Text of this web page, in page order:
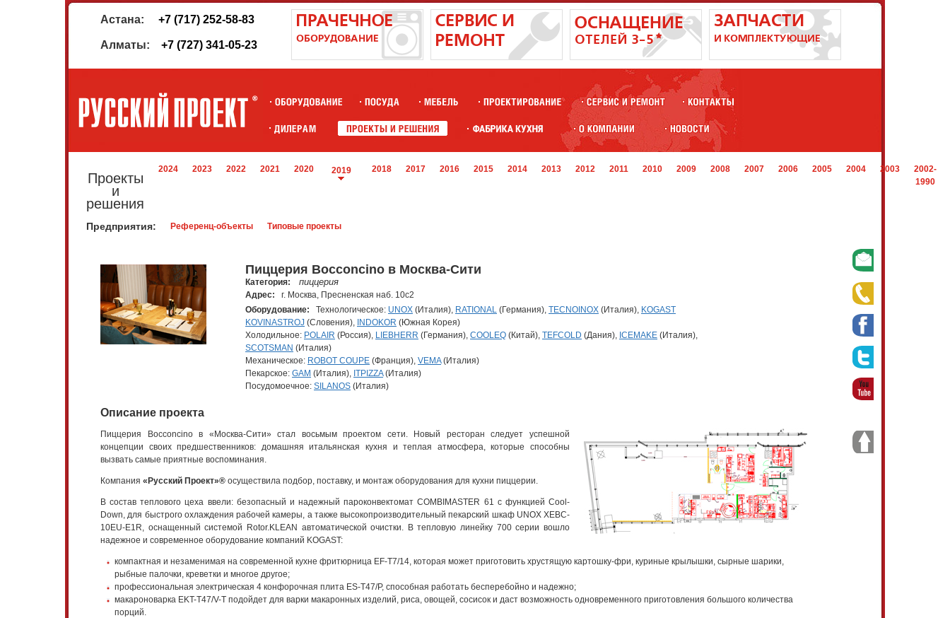
Астана: +7 (717) 252-58-83
Алматы: +7 (727) 341-05-23
Проекты
и
решения
2024 2023 2022 2021 2020 2019 2018 2017 2016 2015 2014 2013 2012 2011 2010 2009 2008 2007 2006 2005 2004 2003
2002-
1990
Предприятия: Референц-объекты Типовые проекты
Пиццерия Bocconcino в Москва-Сити
Категория: пиццерия
Адрес:
г. Москва, Пресненская наб. 10с2
Оборудование: Технологическое: UNOX (Италия), RATIONAL (Германия), TECNOINOX (Италия), KOGAST
KOVINASTROJ (Словения), INDOKOR (Южная Корея)
Холодильное: POLAIR (Россия), LIEBHERR (Германия), COOLEQ (Китай), TEFCOLD (Дания), ICEMAKE (Италия),
SCOTSMAN (Италия)
Механическое: ROBOT COUPE (Франция), VEMA(Италия)
Пекарское: GAM (Италия), ITPIZZA(Италия)
Посудомоечное: SILANOS (Италия)
Описание проекта
Пиццерия Bocconcino в «Москва-Сити» стал восьмым проектом сети. Новый ресторан следует успешной
концепции своих предшественников: домашняя итальянская кухня и теплая атмосфера, которые способны
вызвать самые приятные воспоминания.
Компания «Русский Проект»® осуществила подбор, поставку, и монтаж оборудования для кухни пиццерии.
В состав теплового цеха ввели: безопасный и надежный пароконвектомат COMBIMASTER 61 с функцией Cool-
Down, для быстрого охлаждения рабочей камеры, а также высокопроизводительный пекарский шкаф UNOX XEBC-
10EU-E1R, оснащенный системой Rotor.KLEAN автоматической очистки. В тепловую линейку 700 серии вошло
надежное и современное оборудование компаний KOGAST:
компактная и незаменимая на современной кухне фритюрница EF-T7/14, которая может приготовить хрустящую картошку-фри, куриные крылышки, сырные шарики,
рыбные палочки, креветки и многое другое;
профессиональная электрическая 4 конфорочная плита ES-T47/P, способная работать бесперебойно и надежно;
макароноварка EKT-T47/V-T подойдет для варки макаронных изделий, риса, овощей, сосисок и даст возможность одновременного приготовления большого количества
порций.